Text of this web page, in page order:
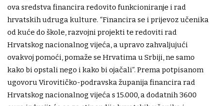
ova sredstva financira redovito funkcioniranje i rad
hrvatskih udruga kulture. “Financira se i prijevoz učenika
od kuće do škole, razvojni projekti te redoviti rad
Hrvatskog nacionalnog vijeća, a upravo zahvaljujući
ovakvoj pomoći, pomaže se Hrvatima u Srbiji, ne samo
kako bi opstali nego i kako bi ojačali”. Prema potpisanom
ugovoru Virovitičko-podravska županija financira rad
Hrvatskog nacionalnog vijeća s 15.000, a dodatnih 3600